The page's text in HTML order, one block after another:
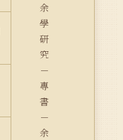
余
學
研
究
－
專
書
－
余